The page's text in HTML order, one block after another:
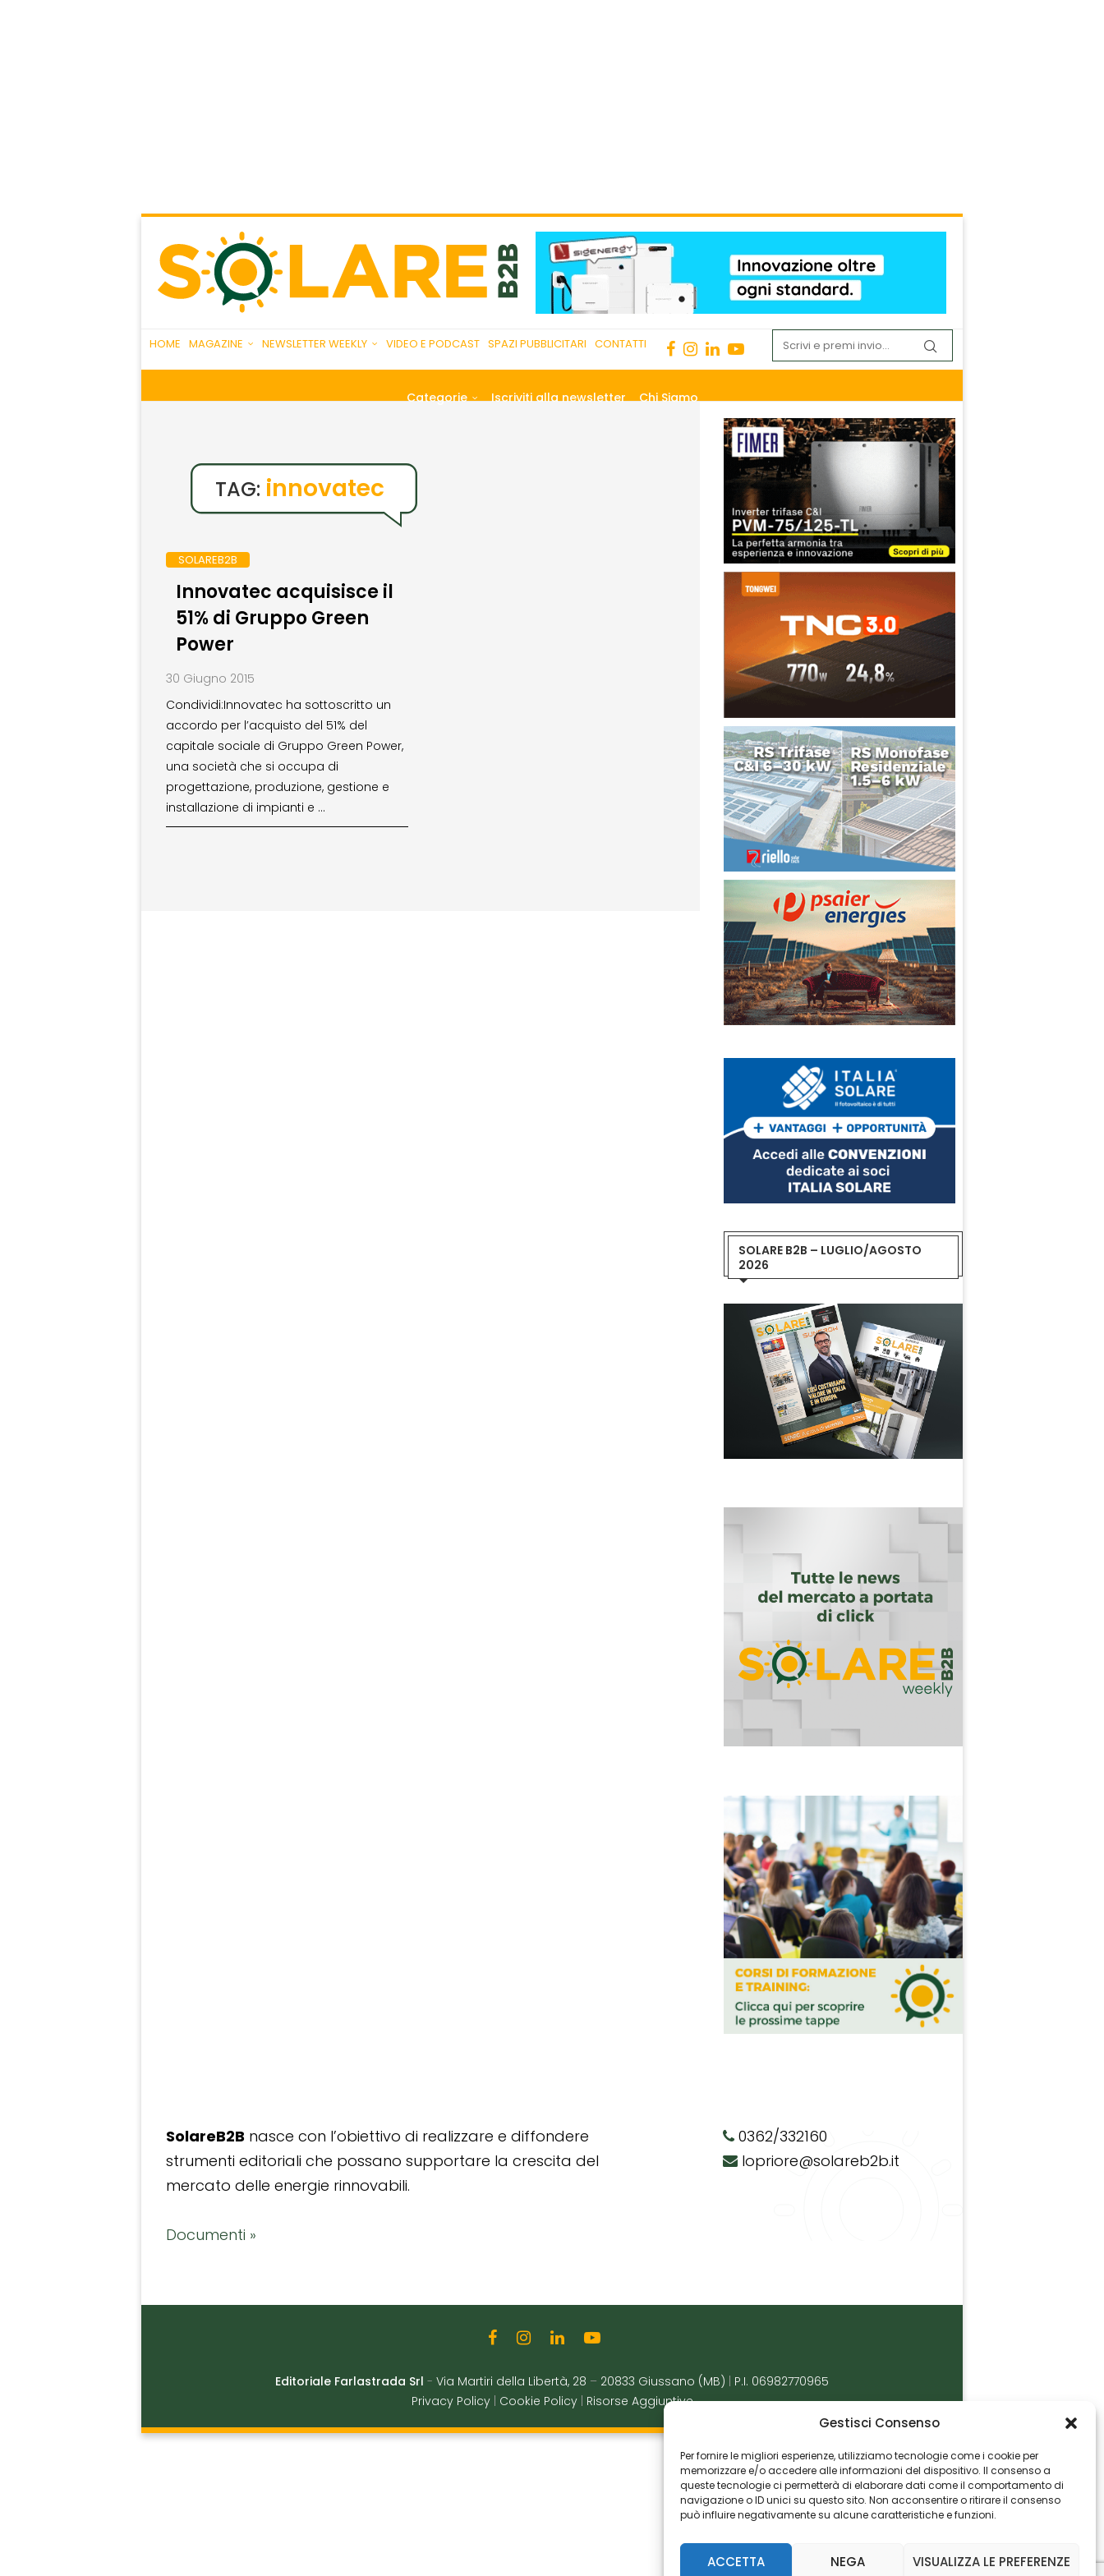
Gestisci Consenso
Per fornire le migliori esperienze, utilizziamo tecnologie come i cookie per
memorizzare e/o accedere alle informazioni del dispositivo. Il consenso a
queste tecnologie ci permetterà di elaborare dati come il comportamento di
navigazione o ID unici su questo sito. Non acconsentire o ritirare il consenso
può influire negativamente su alcune caratteristiche e funzioni.
ACCETTA NEGA VISUALIZZA LE PREFERENZE
HOME MAGAZINE NEWSLETTER WEEKLY VIDEO E PODCAST SPAZI PUBBLICITARI CONTATTI
Categorie Iscriviti alla newsletter Chi Siamo
TAG: innovatec
SOLAREB2B
Innovatec acquisisce il
51% di Gruppo Green
Power
30 Giugno 2015
Condividi:Innovatec ha sottoscritto un
accordo per l’acquisto del 51% del
capitale sociale di Gruppo Green Power,
una società che si occupa di
progettazione, produzione, gestione e
installazione di impianti e …
SOLARE B2B – LUGLIO/AGOSTO
2026
SolareB2B nasce con l’obiettivo di realizzare e diffondere
strumenti editoriali che possano supportare la crescita del
mercato delle energie rinnovabili.
Documenti »
0362/332160
lopriore@solareb2b.it
Editoriale Farlastrada Srl - Via Martiri della Libertà, 28 – 20833 Giussano (MB)
P.I. 06982770965
Privacy Policy
Cookie Policy Risorse Aggiuntive